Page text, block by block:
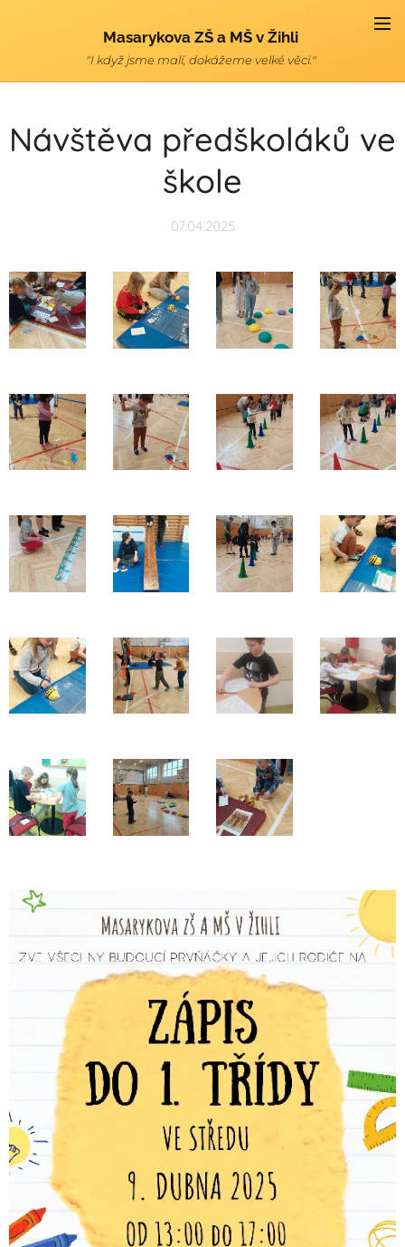
Masarykova ZŠ a MŠ v Žihli
"I když jsme malí, dokážeme velké věci."
Návštěva předškoláků ve
škole
07.04.2025